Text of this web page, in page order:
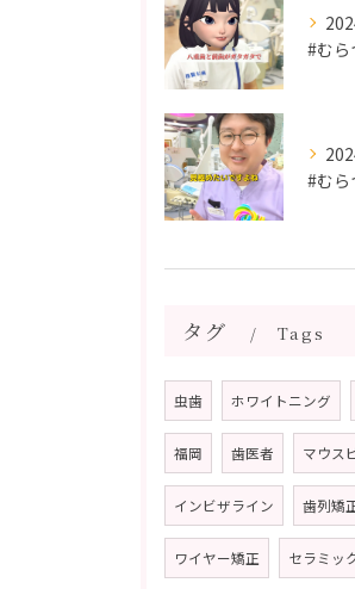
タグ Tags
虫歯 ホワイトニング
福岡 歯医者 マウス
インビザライン 歯列矯
ワイヤー矯正 セラミッ